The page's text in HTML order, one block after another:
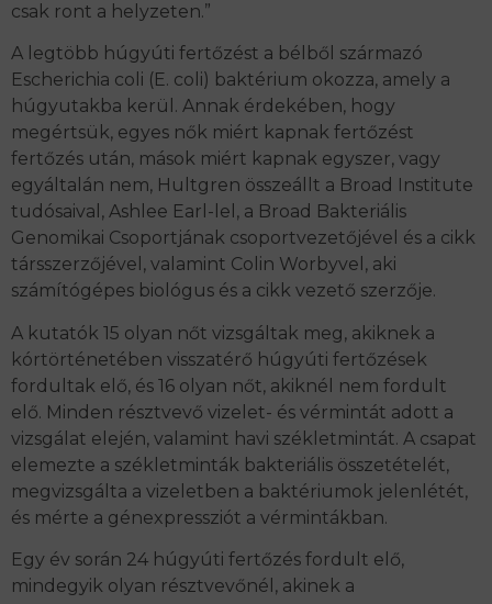
csak ront a helyzeten.”
A legtöbb húgyúti fertőzést a bélből származó
Escherichia coli (E. coli) baktérium okozza, amely a
húgyutakba kerül. Annak érdekében, hogy
megértsük, egyes nők miért kapnak fertőzést
fertőzés után, mások miért kapnak egyszer, vagy
egyáltalán nem, Hultgren összeállt a Broad Institute
tudósaival, Ashlee Earl-lel, a Broad Bakteriális
Genomikai Csoportjának csoportvezetőjével és a cikk
társszerzőjével, valamint Colin Worbyvel, aki
számítógépes biológus és a cikk vezető szerzője.
A kutatók 15 olyan nőt vizsgáltak meg, akiknek a
kórtörténetében visszatérő húgyúti fertőzések
fordultak elő, és 16 olyan nőt, akiknél nem fordult
elő. Minden résztvevő vizelet- és vérmintát adott a
vizsgálat elején, valamint havi székletmintát. A csapat
elemezte a székletminták bakteriális összetételét,
megvizsgálta a vizeletben a baktériumok jelenlétét,
és mérte a génexpressziót a vérmintákban.
Egy év során 24 húgyúti fertőzés fordult elő,
mindegyik olyan résztvevőnél, akinek a